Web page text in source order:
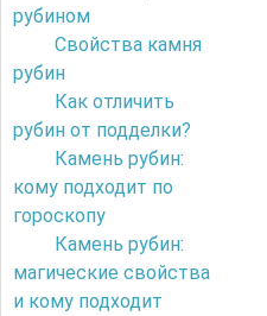
рубином
Свойства камня
рубин
Как отличить
рубин от подделки?
Камень рубин:
кому подходит по
гороскопу
Камень рубин:
магические свойства
и кому подходит